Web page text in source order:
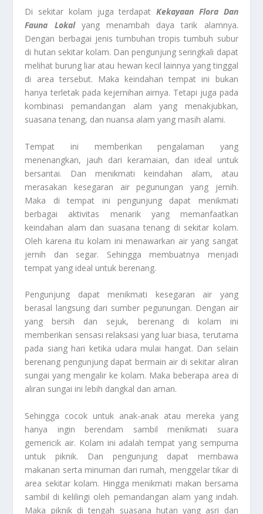
Di sekitar kolam juga terdapatKekayaan Flora Dan
Fauna Lokalyang menambah daya tarik alamnya.
Dengan berbagai jenis tumbuhan tropis tumbuh subur
di hutan sekitar kolam. Dan pengunjung seringkali dapat
melihat burung liar atau hewan kecil lainnya yang tinggal
di area tersebut. Maka keindahan tempat ini bukan
hanya terletak pada kejernihan airnya. Tetapi juga pada
kombinasi pemandangan alam yang menakjubkan,
suasana tenang, dan nuansa alam yang masih alami.
Tempat ini memberikan pengalaman yang
menenangkan, jauh dari keramaian, dan ideal untuk
bersantai. Dan menikmati keindahan alam, atau
merasakan kesegaran air pegunungan yang jernih.
Maka di tempat ini pengunjung dapat menikmati
berbagai aktivitas menarik yang memanfaatkan
keindahan alam dan suasana tenang di sekitar kolam.
Oleh karena itu kolam ini menawarkan air yang sangat
jernih dan segar. Sehingga membuatnya menjadi
tempat yang ideal untuk berenang.
Pengunjung dapat menikmati kesegaran air yang
berasal langsung dari sumber pegunungan. Dengan air
yang bersih dan sejuk, berenang di kolam ini
memberikan sensasi relaksasi yang luar biasa, terutama
pada siang hari ketika udara mulai hangat. Dan selain
berenang pengunjung dapat bermain air di sekitar aliran
sungai yang mengalir ke kolam. Maka beberapa area di
aliran sungai ini lebih dangkal dan aman.
Sehingga cocok untuk anak-anak atau mereka yang
hanya ingin berendam sambil menikmati suara
gemericik air. Kolam ini adalah tempat yang sempurna
untuk piknik. Dan pengunjung dapat membawa
makanan serta minuman dari rumah, menggelar tikar di
area sekitar kolam. Hingga menikmati makan bersama
sambil di kelilingi oleh pemandangan alam yang indah.
Maka piknik di tengah suasana hutan yang asri dan